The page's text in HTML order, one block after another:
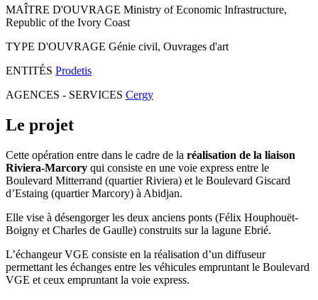
MAÎTRE D'OUVRAGE Ministry of Economic Infrastructure,
Republic of the Ivory Coast
TYPE D'OUVRAGE Génie civil, Ouvrages d'art
ENTITÉS Prodetis
AGENCES - SERVICES Cergy
Le projet
Cette opération entre dans le cadre de la réalisation de la liaison
Riviera-Marcory qui consiste en une voie express entre le
Boulevard Mitterrand (quartier Riviera) et le Boulevard Giscard
d’Estaing (quartier Marcory) à Abidjan.
Elle vise à désengorger les deux anciens ponts (Félix Houphouët-
Boigny et Charles de Gaulle) construits sur la lagune Ebrié.
L’échangeur VGE consiste en la réalisation d’un diffuseur
permettant les échanges entre les véhicules empruntant le Boulevard
VGE et ceux empruntant la voie express.